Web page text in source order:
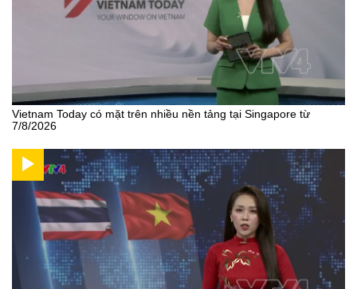
Vietnam Today có mặt trên nhiều nền tảng tại Singapore từ
7/8/2026